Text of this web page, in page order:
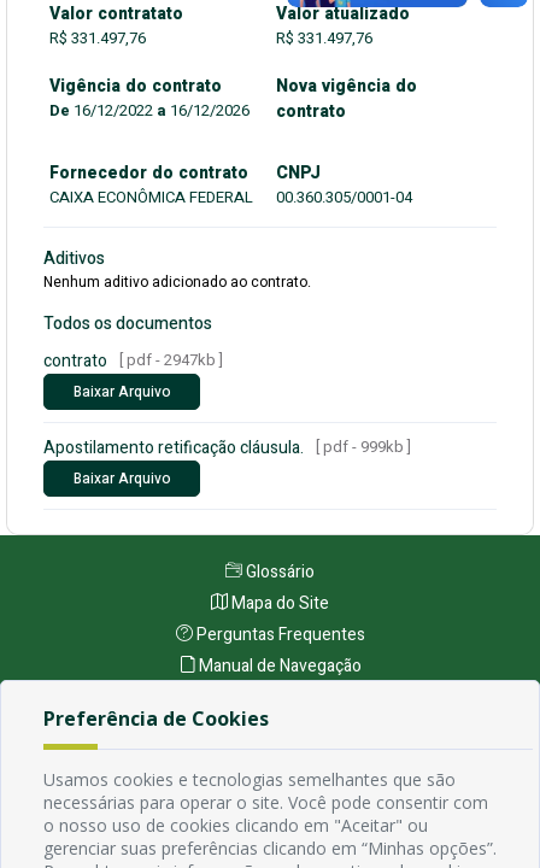
Valor contratato
R$ 331.497,76
Valor atualizado
R$ 331.497,76
Vigência do contrato
De 16/12/2022 a 16/12/2026
Nova vigência do
contrato
Fornecedor do contrato
CAIXA ECONÔMICA FEDERAL
CNPJ
00.360.305/0001-04
Aditivos
Nenhum aditivo adicionado ao contrato.
Todos os documentos
contrato [ pdf - 2947kb ]
Baixar Arquivo
Apostilamento retificação cláusula. [ pdf - 999kb ]
Baixar Arquivo
Endereço
Avenida Rio Branco, 484 - Prata, Campina Grande - PB
Contato
Email:
Glossário
Mapa do Site
Perguntas Frequentes
Manual de Navegação
Preferência de Cookies
Usamos cookies e tecnologias semelhantes que são
necessárias para operar o site. Você pode consentir com
o nosso uso de cookies clicando em "Aceitar" ou
gerenciar suas preferências clicando em “Minhas opções”.